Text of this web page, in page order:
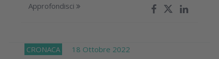
Approfondisci
CRONACA 18 Ottobre 2022